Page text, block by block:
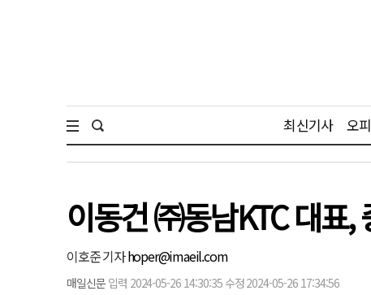
최신기사 오
이동건 ㈜동남KTC 대표
이호준 기자hoper@imaeil.com
매일신문 입력 2024-05-26 14:30:35 수정 2024-05-26 17:34:56